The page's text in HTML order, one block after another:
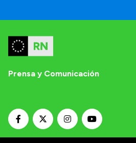
Prensa y Comunicación